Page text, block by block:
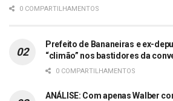
0 COMPARTILHAMENTOS
Prefeito de Bananeiras e ex-
“climão” nos bastidores da
0 COMPARTILHAMENTOS
ANÁLISE: Com apenas Walber